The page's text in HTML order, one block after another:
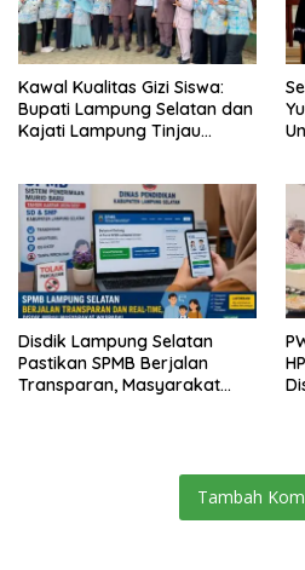
Kawal Kualitas Gizi Siswa:
Bupati Lampung Selatan dan
Kajati Lampung Tinjau
Disdik Lampung Selatan
Pastikan SPMB Berjalan
Transparan, Masyarakat
Tambah